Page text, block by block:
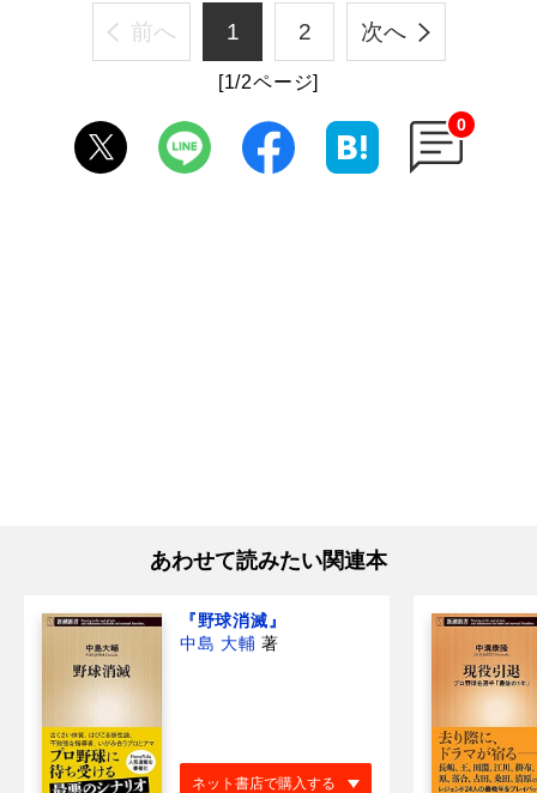
前へ 1 2 次へ
[1/2ページ]
0
あわせて読みたい関連本
『野球消滅』
中島 大輔 著
ネット書店で購入する